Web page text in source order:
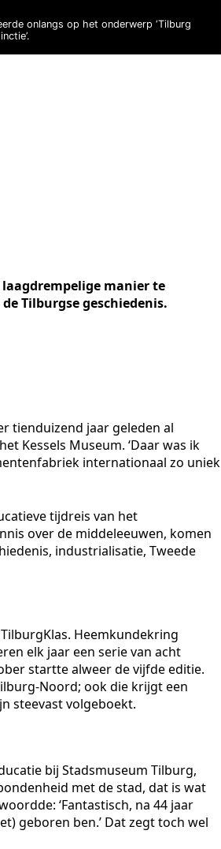
onlangs op het onderwerp ‘Tilburg
manier te
Tilburgse geschiedenis.
tienduizend jaar geleden al
Kessels Museum. ‘Daar was ik
internationaal zo uniek
tijdreis van het
over de middeleeuwen, komen
industrialisatie, Tweede
Heemkundekring
elk jaar een serie van acht
startte alweer de vijfde editie.
Noord; ook die krijgt een
steevast volgeboekt.
bij Stadsmuseum Tilburg,
met de stad, dat is wat
‘Fantastisch, na 44 jaar
geboren ben.’ Dat zegt toch wel